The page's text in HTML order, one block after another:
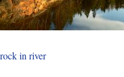
rock in river